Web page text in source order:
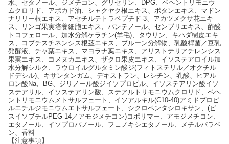
水、セタノール、ジメチコン、グリセリン、DPG、ベヘントリモニウ
ムクロリド、アボカド油、シャクヤク根エキス、ボタンエキス、マドン
ナリリー根エキス、アセチルテトラペプチド-3、アカツメクサ花エキ
ス、リンゴ果実培養細胞エキス、パンテノール、センブリエキス、酢酸
トコフェロール、加水分解ケラチン(羊毛)、タウリン、キハダ樹皮エキ
ス、コプチスチネンシス根茎エキス、プルーン分解物、乳酸桿菌／豆乳
発酵液、チャ葉エキス、マヨラナ葉エキス、アリストテリアチレンシス
果実エキス、コメヌカエキス、ザクロ果皮エキス、イソステアロイル加
水分解シルク、ラウロイルグルタミン酸ジ(フィトステリル／オクチル
ドデシル)、キサンタンガム、デキストラン、レシチン、乳酸、ヒアル
ロン酸Na、BG、ジリノール酸ジイソプロピル、イソステアリン酸イソ
ステアリル、イソステアリン酸、ステアルトリモニウムクロリド、ベヘ
ントリモニウムメトサルフェート、イソアルキル(C10-40)アミドプロピ
ルエチルジモニウムエトサルフェート、シクロペンタシロキサン、(ビ
スイソブチルPEG-14／アモジメチコン)コポリマー、アモジメチコン、
エタノール、イソプロパノール、フェノキシエタノール、メチルパラベ
ン、香料
【注意事項】